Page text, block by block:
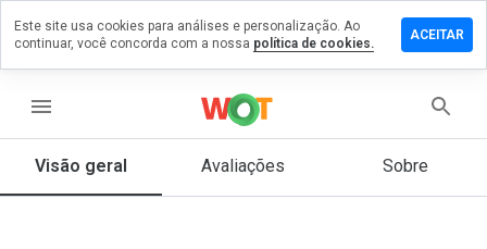
menu
Visão geral Avaliações Sobre
um
kdn-
Este site usa cookies para análises e personalização. Ao
continuar, você concorda com a nossa política de cookies.
ACEITAR